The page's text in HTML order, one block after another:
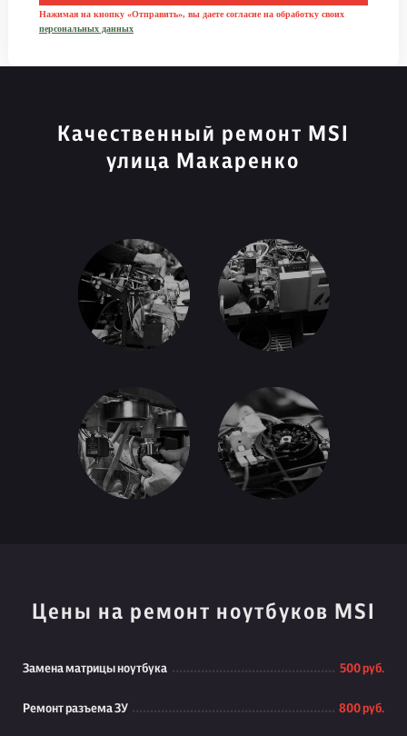
Нажимая на кнопку «Отправить», вы даете согласие на обработку своих
персональных данных
Качественный ремонт MSI
улица Макаренко
Цены на ремонт ноутбуков MSI
Замена матрицы ноутбука 500 руб.
Ремонт разъема ЗУ 800 руб.